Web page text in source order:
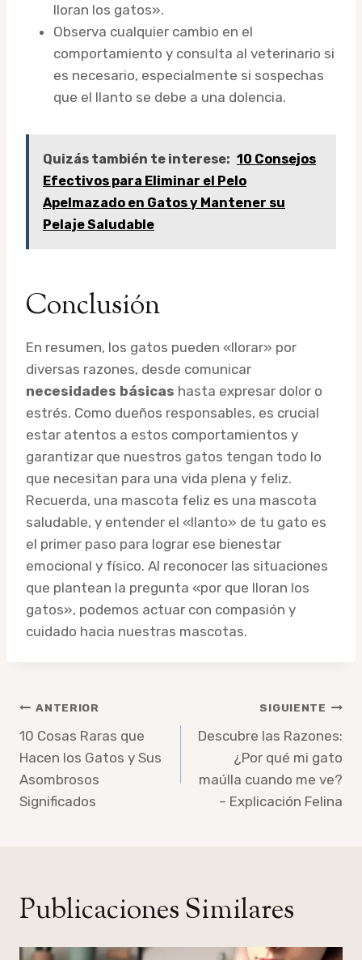
lloran los gatos».
Observa cualquier cambio en el
comportamiento y consulta al veterinario si
es necesario, especialmente si sospechas
que el llanto se debe a una dolencia.
Quizás también te interese: 10 Consejos
Efectivos para Eliminar el Pelo
Apelmazado en Gatos y Mantener su
Pelaje Saludable
Conclusión
En resumen, los gatos pueden «llorar» por
diversas razones, desde comunicar
necesidades básicas hasta expresar dolor o
estrés. Como dueños responsables, es crucial
estar atentos a estos comportamientos y
garantizar que nuestros gatos tengan todo lo
que necesitan para una vida plena y feliz.
Recuerda, una mascota feliz es una mascota
saludable, y entender el «llanto» de tu gato es
el primer paso para lograr ese bienestar
emocional y físico. Al reconocer las situaciones
que plantean la pregunta «por que lloran los
gatos», podemos actuar con compasión y
cuidado hacia nuestras mascotas.
Navegación
de
entradas
ANTERIOR
10 Cosas Raras que
Hacen los Gatos y Sus
Asombrosos
Significados
SIGUIENTE
Descubre las Razones:
¿Por qué mi gato
maúlla cuando me ve?
– Explicación Felina
Publicaciones Similares